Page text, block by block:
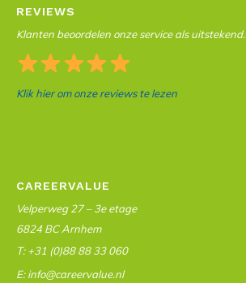
REVIEWS
Klanten beoordelen onze service als uitstekend.
Klik hier om onze reviews te lezen
CAREERVALUE
Velperweg 27 – 3e etage
6824 BC Arnhem
T: +31 (0)88 88 33 060
E: info@careervalue.nl